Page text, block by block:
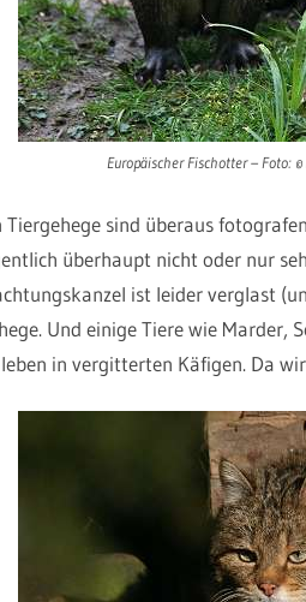
Europäischer Fischotter – Foto:
Tiergehege sind überaus
überhaupt nicht oder nur
ist leider verglast
Und einige Tiere wie Marder,
in vergitterten Käfigen. Da